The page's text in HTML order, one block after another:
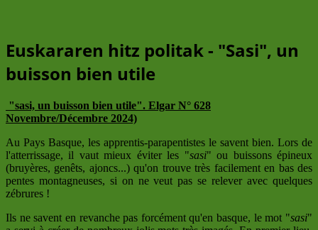
Euskararen hitz politak - "Sasi", un
buisson bien utile
"sasi, un buisson bien utile". Elgar N° 628
Novembre/Décembre 2024)
Au Pays Basque, les apprentis-parapentistes le savent bien. Lors de
l'atterrissage, il vaut mieux éviter les "sasi" ou buissons épineux
(bruyères, genêts, ajoncs...) qu'on trouve très facilement en bas des
pentes montagneuses, si on ne veut pas se relever avec quelques
zébrures !
Ils ne savent en revanche pas forcément qu'en basque, le mot "sasi"